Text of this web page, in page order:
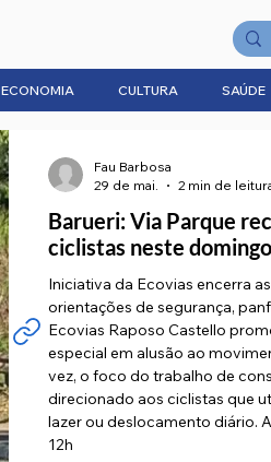
ECONOMIA CULTURA SAÚDE
Barueri: Via Parque
ciclistas neste domingo
Iniciativa da Ecovias encerra
orientações de segurança,
Ecovias Raposo Castello
especial em alusão ao
vez, o foco do trabalho de
direcionado aos ciclistas que
lazer ou deslocamento diário.
12h
Fau Barbosa
29 de mai.
2 min de